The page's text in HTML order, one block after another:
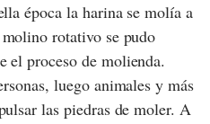
época la harina se molía a
rotativo se pudo
el proceso de molienda.
luego animales y más
las piedras de moler. A